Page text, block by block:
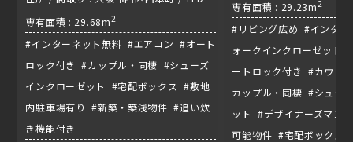
/ 中央線『阿波座駅』
専有面積 : 29.68m2
#インターネット無料 #エアコン #オート
ロック付き #カップル・同棲 #シューズ
インクローゼット #宅配ボックス #敷地
内駐車場有り #新築・築浅物件 #追い炊
き機能付き
専有面積 : 29.23m2
#リビング広め #インタ
ォークインクローゼット
ートロック付き #カウン
カップル・同棲 #シュー
ット #デザイナーズマン
可能物件 #宅配ボックス